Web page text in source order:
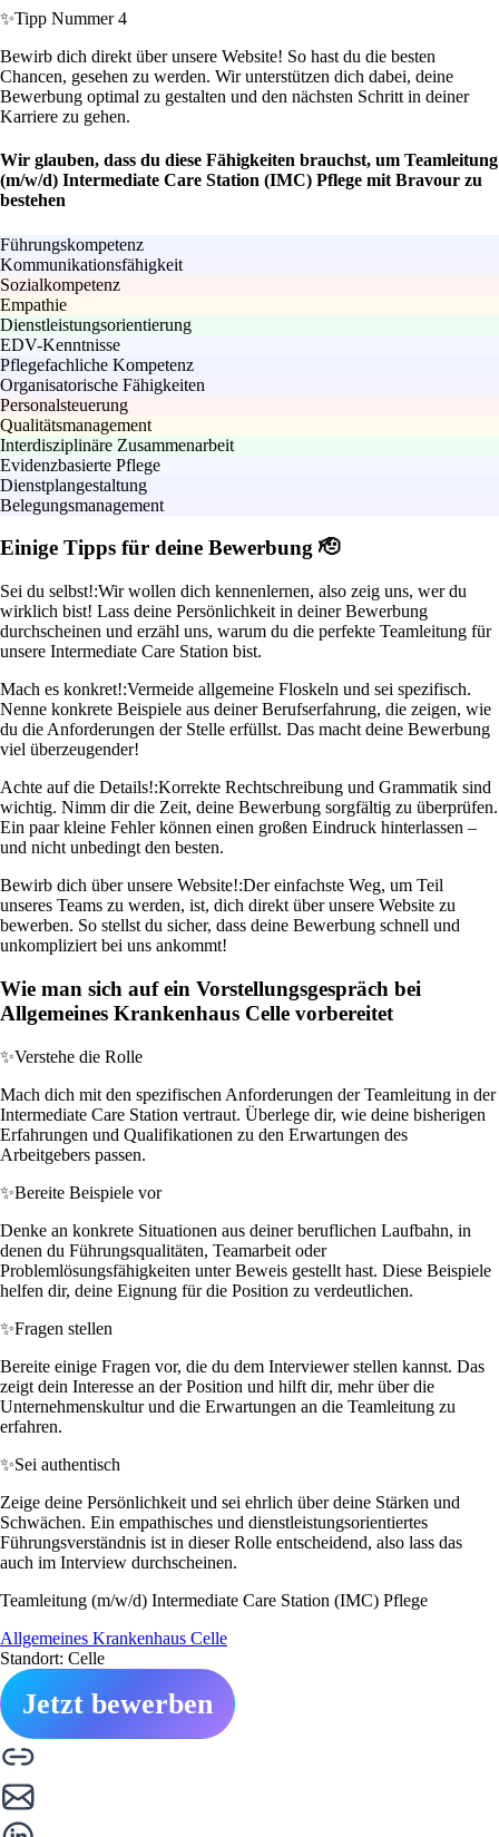
✨Tipp Nummer 4
Bewirb dich direkt über unsere Website! So hast du die besten
Chancen, gesehen zu werden. Wir unterstützen dich dabei, deine
Bewerbung optimal zu gestalten und den nächsten Schritt in deiner
Karriere zu gehen.
Wir glauben, dass du diese Fähigkeiten brauchst, um Teamleitung
(m/w/d) Intermediate Care Station (IMC) Pflege mit Bravour zu
bestehen
Führungskompetenz
Kommunikationsfähigkeit
Sozialkompetenz
Empathie
Dienstleistungsorientierung
EDV-Kenntnisse
Pflegefachliche Kompetenz
Organisatorische Fähigkeiten
Personalsteuerung
Qualitätsmanagement
Interdisziplinäre Zusammenarbeit
Evidenzbasierte Pflege
Dienstplangestaltung
Belegungsmanagement
Einige Tipps für deine Bewerbung 🫡
Sei du selbst!:Wir wollen dich kennenlernen, also zeig uns, wer du
wirklich bist! Lass deine Persönlichkeit in deiner Bewerbung
durchscheinen und erzähl uns, warum du die perfekte Teamleitung für
unsere Intermediate Care Station bist.
Mach es konkret!:Vermeide allgemeine Floskeln und sei spezifisch.
Nenne konkrete Beispiele aus deiner Berufserfahrung, die zeigen, wie
du die Anforderungen der Stelle erfüllst. Das macht deine Bewerbung
viel überzeugender!
Achte auf die Details!:Korrekte Rechtschreibung und Grammatik sind
wichtig. Nimm dir die Zeit, deine Bewerbung sorgfältig zu überprüfen.
Ein paar kleine Fehler können einen großen Eindruck hinterlassen –
und nicht unbedingt den besten.
Bewirb dich über unsere Website!:Der einfachste Weg, um Teil
unseres Teams zu werden, ist, dich direkt über unsere Website zu
bewerben. So stellst du sicher, dass deine Bewerbung schnell und
unkompliziert bei uns ankommt!
Wie man sich auf ein Vorstellungsgespräch bei
Allgemeines Krankenhaus Celle vorbereitet
✨Verstehe die Rolle
Mach dich mit den spezifischen Anforderungen der Teamleitung in der
Intermediate Care Station vertraut. Überlege dir, wie deine bisherigen
Erfahrungen und Qualifikationen zu den Erwartungen des
Arbeitgebers passen.
✨Bereite Beispiele vor
Denke an konkrete Situationen aus deiner beruflichen Laufbahn, in
denen du Führungsqualitäten, Teamarbeit oder
Problemlösungsfähigkeiten unter Beweis gestellt hast. Diese Beispiele
helfen dir, deine Eignung für die Position zu verdeutlichen.
✨Fragen stellen
Bereite einige Fragen vor, die du dem Interviewer stellen kannst. Das
zeigt dein Interesse an der Position und hilft dir, mehr über die
Unternehmenskultur und die Erwartungen an die Teamleitung zu
erfahren.
✨Sei authentisch
Zeige deine Persönlichkeit und sei ehrlich über deine Stärken und
Schwächen. Ein empathisches und dienstleistungsorientiertes
Führungsverständnis ist in dieser Rolle entscheidend, also lass das
auch im Interview durchscheinen.
Teamleitung (m/w/d) Intermediate Care Station (IMC) Pflege
Allgemeines Krankenhaus Celle
Standort: Celle
Jetzt bewerben